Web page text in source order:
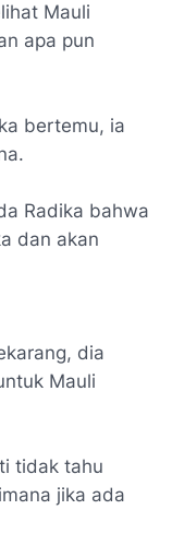
Mauli
apa pun
bertemu, ia
Radika bahwa
dan akan
dia
Mauli
tidak tahu
jika ada